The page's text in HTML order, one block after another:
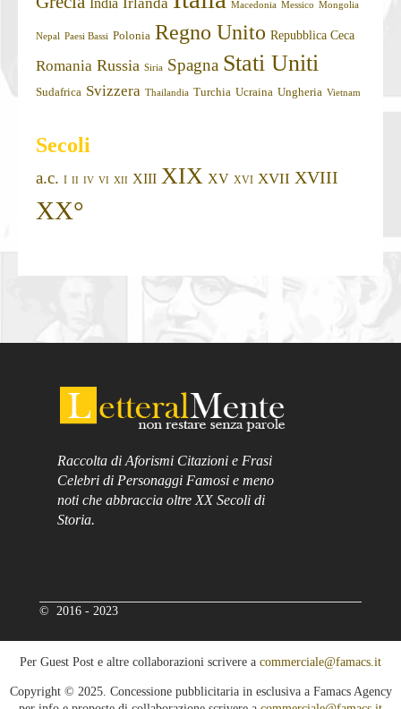
India Macedonia Messico Mongolia
Nepal Paesi Bassi Polonia Regno Unito Repubblica Ceca
Romania Russia Siria Spagna Stati Uniti
Sudafrica Svizzera Thailandia Turchia Ucraina Ungheria Vietnam
Secoli
a.c. I II IV VI XII XIII XIX XV XVI XVII XVIII
XX°
Raccolta di Aforismi Citazioni e Frasi
Celebri di Personaggi Famosi e meno
noti che abbraccia oltre XX Secoli di
Storia.
© 2016 - 2023
Per Guest Post e altre collaborazioni scrivere a commerciale@famacs.it
Copyright © 2025. Concessione pubblicitaria in esclusiva a Famacs Agency